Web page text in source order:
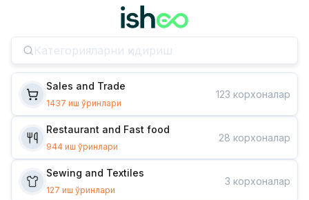
Sales and Trade
1437 иш ўринлари
123 корхоналар
Restaurant and Fast food
944 иш ўринлари
28 корхоналар
Sewing and Textiles
127 иш ўринлари
3 корхоналар